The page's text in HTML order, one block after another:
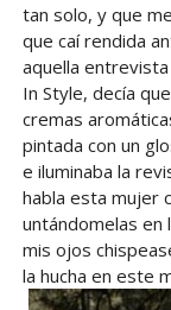
tan solo, y que
que caí rendida
aquella
In Style, decía
cremas
pintada con un
e iluminaba la
habla esta mujer
untándomelas en
mis ojos
la hucha en este